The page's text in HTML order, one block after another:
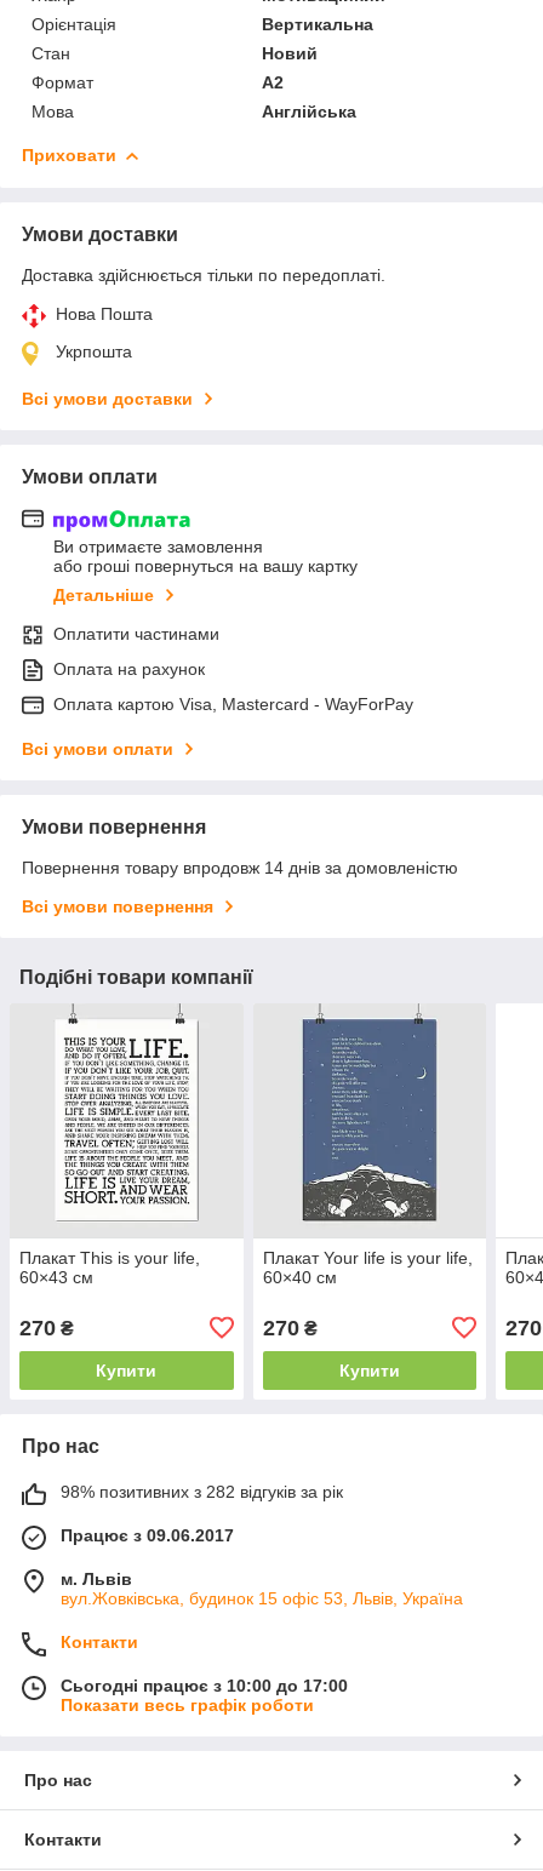
Орієнтація
Вертикальна
Стан
Новий
Формат
A2
Мова
Англійська
Приховати
Умови доставки
Доставка здійснюється тільки по передоплаті.
Нова Пошта
Укрпошта
Всі умови доставки
Умови оплати
Ви отримаєте замовлення
або гроші повернуться на вашу картку
Детальніше
Оплатити частинами
Оплата на рахунок
Оплата картою Visa, Mastercard - WayForPay
Всі умови оплати
Умови повернення
Повернення товару впродовж 14 днів за домовленістю
Всі умови повернення
Подібні товари компанії
Плакат This is your life,
60×43 см
270 ₴
Купити
Плакат Your life is your life,
60×40 см
270₴
Купити
270
Про нас
98% позитивних з 282 відгуків за рік
Працює з 09.06.2017
м. Львів
вул.Жовківська, будинок 15 офіс 53, Львів, Україна
Контакти
Сьогодні працює з 10:00 до 17:00
Показати весь графік роботи
Про нас
Контакти